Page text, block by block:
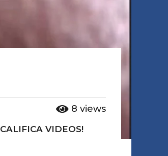
8 views
CALIFICA VIDEOS!